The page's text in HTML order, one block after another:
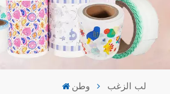
وطن لب الزغب